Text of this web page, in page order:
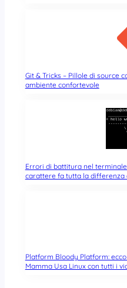
Git & Tricks – Pillole di source
ambiente confortevole
Errori di battitura nel
carattere fa tutta la differenza
Platform Bloody Platform:
Mamma Usa Linux con tutti i